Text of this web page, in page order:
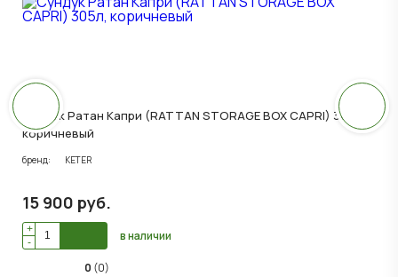
Сундук Ратан Капри (RATTAN STORAGE BOX CAPRI) 305л,
коричневый
бренд: KETER
15 900 руб.
+
-
в наличии
0 (0)